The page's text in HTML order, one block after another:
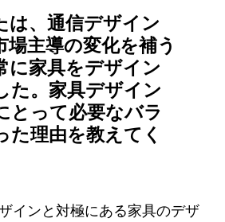
は、通信デザイン
場主導の変化を補う
に家具をデザイン
た。家具デザイン
とって必要なバラ
た理由を教えてく
インと対極にある家具のデザ